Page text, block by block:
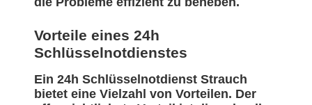
Vorteile eines 24h
Schlüsselnotdienstes
Ein 24h Schlüsselnotdienst Strauch
bietet eine Vielzahl von Vorteilen. Der